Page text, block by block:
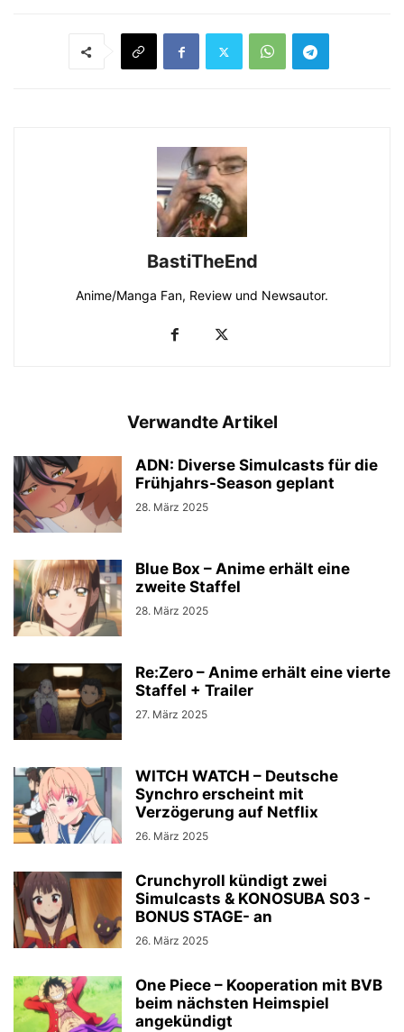
BastiTheEnd
Anime/Manga Fan, Review und Newsautor.
Verwandte Artikel
ADN: Diverse Simulcasts für die
Frühjahrs-Season geplant
28. März 2025
Blue Box – Anime erhält eine
zweite Staffel
28. März 2025
Re:Zero – Anime erhält eine vierte
Staffel + Trailer
27. März 2025
WITCH WATCH – Deutsche
Synchro erscheint mit
Verzögerung auf Netflix
26. März 2025
Crunchyroll kündigt zwei
Simulcasts & KONOSUBA S03 -
BONUS STAGE- an
26. März 2025
One Piece – Kooperation mit BVB
beim nächsten Heimspiel
angekündigt